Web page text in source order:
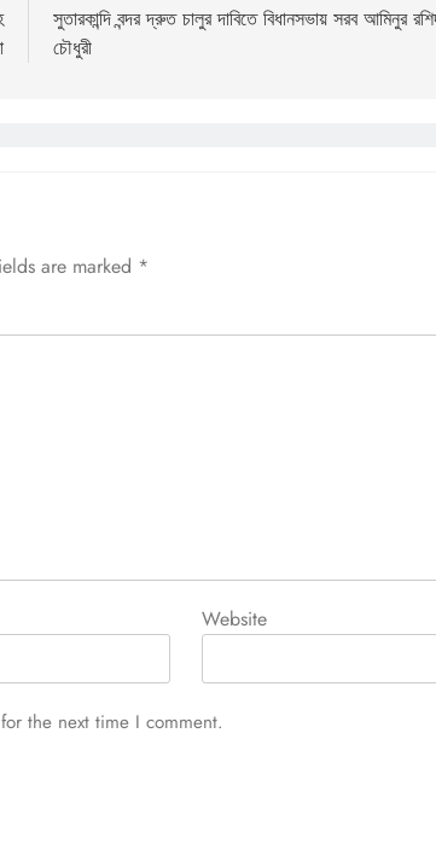
সুতারকান্দি বন্দর দ্রুত চালুর দাবিতে বিধানসভায় সরব আমিনুর
চৌধুরী
are marked *
Website
the next time I comment.